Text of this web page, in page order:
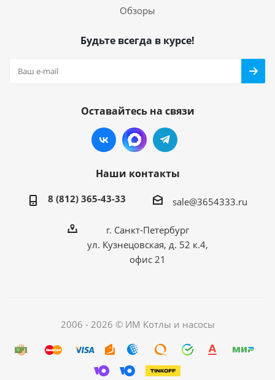
Обзоры
Будьте всегда в курсе!
Оставайтесь на связи
Наши контакты
8 (812) 365-43-33 sale@3654333.ru
г. Санкт-Петербург
ул. Кузнецовская, д. 52 к.4,
офис 21
2006 - 2026 © ИМ Котлы и насосы